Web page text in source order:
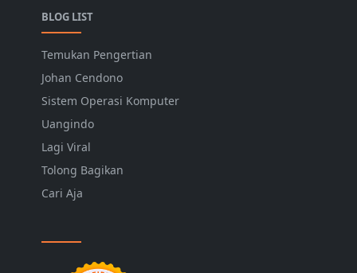
BLOG LIST
Temukan Pengertian
Johan Cendono
Sistem Operasi Komputer
Uangindo
Lagi Viral
Tolong Bagikan
Cari Aja